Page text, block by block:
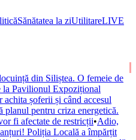
Sănătatea la ziUtilitareLIVE
din Siliștea. O femeie de
la Pavilionul Expozițional
șoferii și când accesul
planul pentru criza energetică.
fi afectate de restricții•Adio,
Poliția Locală a împărțit